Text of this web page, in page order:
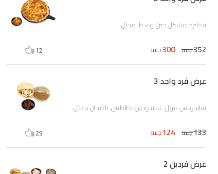
فطيرة مشكل جبن وسط، مخلل
352جنيه 300جنيه 12
عرض فرد واحد 3
ساندوتش فول، ساندوتش بطاطس، باذنجان مخلل
133جنيه 124جنيه 29
عرض فردين 2